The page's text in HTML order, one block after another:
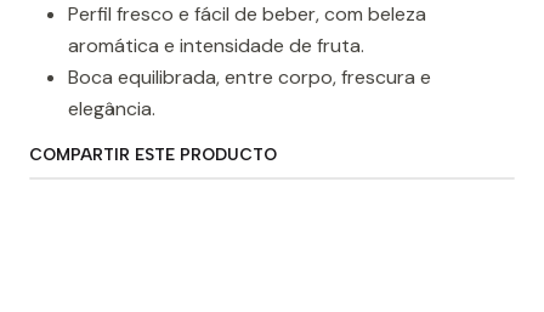
Perfil fresco e fácil de beber, com beleza
aromática e intensidade de fruta.
Boca equilibrada, entre corpo, frescura e
elegância.
COMPARTIR ESTE PRODUCTO